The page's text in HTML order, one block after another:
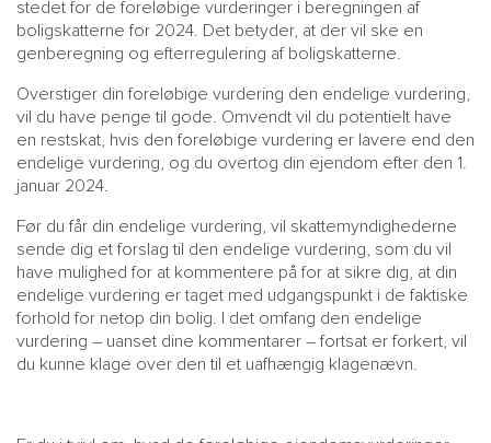
stedet for de foreløbige vurderinger i beregningen af
boligskatterne for 2024. Det betyder, at der vil ske en
genberegning og efterregulering af boligskatterne.
Overstiger din foreløbige vurdering den endelige vurdering,
vil du have penge til gode. Omvendt vil du potentielt have
en restskat, hvis den foreløbige vurdering er lavere end den
endelige vurdering, og du overtog din ejendom efter den 1.
januar 2024.
Før du får din endelige vurdering, vil skattemyndighederne
sende dig et forslag til den endelige vurdering, som du vil
have mulighed for at kommentere på for at sikre dig, at din
endelige vurdering er taget med udgangspunkt i de faktiske
forhold for netop din bolig. I det omfang den endelige
vurdering – uanset dine kommentarer – fortsat er forkert, vil
du kunne klage over den til et uafhængig klagenævn.